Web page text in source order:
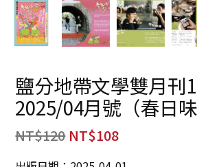
鹽分地帶文學雙月刊
2025/04月號（春日味
NT$120 NT$108